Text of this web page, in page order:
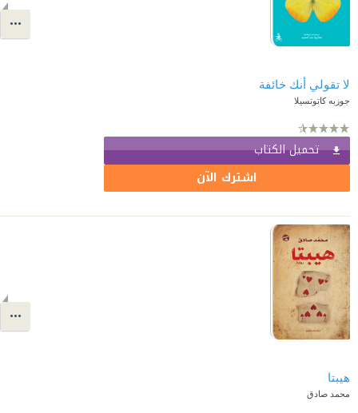
لا تقولي أنك خائفة
جوزبه كاتوتسيلا
تحميل الكتاب
اشترك الآن
هيبتا
محمد صادق